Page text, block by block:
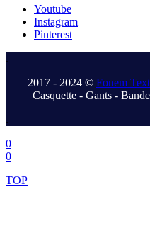
Youtube
Instagram
Pinterest
.
2017 - 2024 © Fonem
Casquette - Gants -
.
0
0
TOP